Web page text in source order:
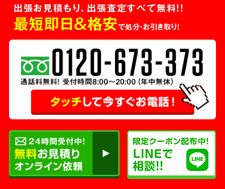
出張お見積もり、出張査定すべて無料!!
最短即日＆格安で処分・お引き取り！